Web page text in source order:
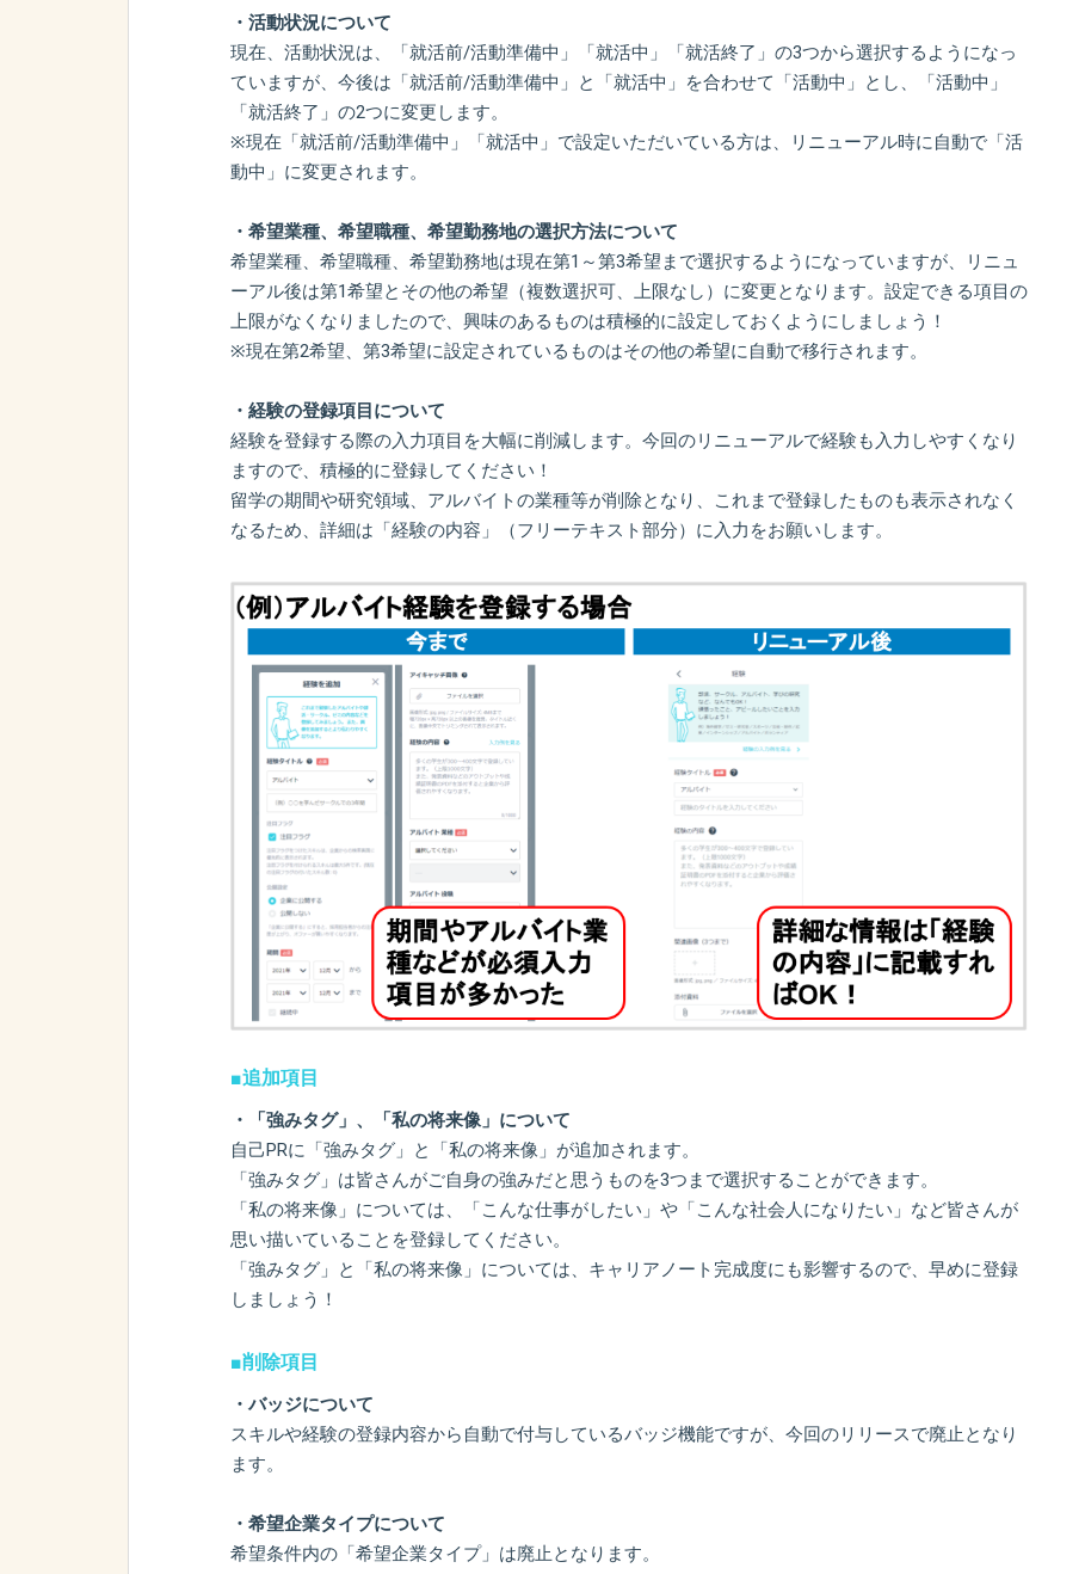
・活動状況について
現在、活動状況は、「就活前/活動準備中」「就活中」「就活終了」の3つから選択するようになっ
ていますが、今後は「就活前/活動準備中」と「就活中」を合わせて「活動中」とし、「活動中」
「就活終了」の2つに変更します。
※現在「就活前/活動準備中」「就活中」で設定いただいている方は、リニューアル時に自動で「活
動中」に変更されます。
・希望業種、希望職種、希望勤務地の選択方法について
希望業種、希望職種、希望勤務地は現在第1～第3希望まで選択するようになっていますが、リニュ
ーアル後は第1希望とその他の希望（複数選択可、上限なし）に変更となります。設定できる項目の
上限がなくなりましたので、興味のあるものは積極的に設定しておくようにしましょう！
※現在第2希望、第3希望に設定されているものはその他の希望に自動で移行されます。
・経験の登録項目について
経験を登録する際の入力項目を大幅に削減します。今回のリニューアルで経験も入力しやすくなり
ますので、積極的に登録してください！
留学の期間や研究領域、アルバイトの業種等が削除となり、これまで登録したものも表示されなく
なるため、詳細は「経験の内容」（フリーテキスト部分）に入力をお願いします。
■追加項目
・「強みタグ」、「私の将来像」について
自己PRに「強みタグ」と「私の将来像」が追加されます。
「強みタグ」は皆さんがご自身の強みだと思うものを3つまで選択することができます。
「私の将来像」については、「こんな仕事がしたい」や「こんな社会人になりたい」など皆さんが
思い描いていることを登録してください。
「強みタグ」と「私の将来像」については、キャリアノート完成度にも影響するので、早めに登録
しましょう！
■削除項目
・バッジについて
スキルや経験の登録内容から自動で付与しているバッジ機能ですが、今回のリリースで廃止となり
ます。
・希望企業タイプについて
希望条件内の「希望企業タイプ」は廃止となります。